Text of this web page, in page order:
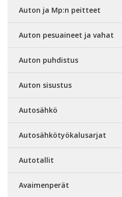
Auton ja Mp:n peitteet
Auton pesuaineet ja vahat
Auton puhdistus
Auton sisustus
Autosähkö
Autosähkötyökalusarjat
Autotallit
Avaimenperät